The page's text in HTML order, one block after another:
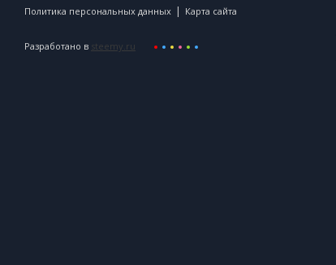
Политика персональных данных | Карта сайта
Разработано в steemy.ru